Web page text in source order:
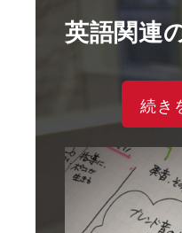
英語関連
続き